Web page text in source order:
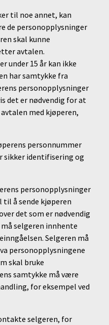
til noe annet, kan
de personopplysninger
skal kunne
avtalen.
under 15 år kan ikke
har samtykke fra
personopplysninger
det er nødvendig for at
med kjøperen,
personnummer
sikker identifisering og
personopplysninger
å sende kjøperen
det som er nødvendig
selgeren innhente
Selgeren må
personopplysningene
skal bruke
samtykke må være
for eksempel ved
selgeren, for